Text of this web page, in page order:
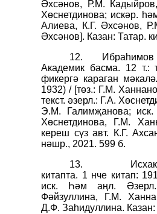
Әхсәнов, Р.М.
Хөснетдинова; искәр.
Алиева, К.Г. Әхсәнов,
Әхсәнов]. Казан: Татар.
12.
Ибраһимов
Академик басма. 12 т.:
фикергә караган
1932) / [төз.: Г.М.
текст. әзерл.: Г.А.
Э.М. Галимҗанова;
Хөснетдинова, Г.М.
кереш сүз авт. К.Г.
нәшр., 2021. 599 б.
13.
китапта. 1 нче китап:
иск. Һәм аңл.
Фәйзуллина, Г.М.
Д.Ф. Заһидуллина.